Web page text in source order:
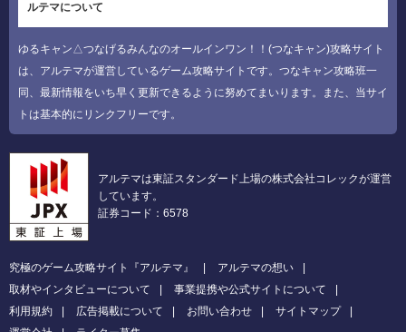
ルテマについて
ゆるキャン△つなげるみんなのオールインワン！！(つなキャン)攻略サイト
は、アルテマが運営しているゲーム攻略サイトです。つなキャン攻略班一
同、最新情報をいち早く更新できるように努めてまいります。また、当サイ
トは基本的にリンクフリーです。
アルテマは東証スタンダード上場の株式会社コレックが運営
しています。
証券コード：6578
究極のゲーム攻略サイト『アルテマ』
アルテマの想い
取材やインタビューについて
事業提携や公式サイトについて
利用規約
広告掲載について お問い合わせ
サイトマップ